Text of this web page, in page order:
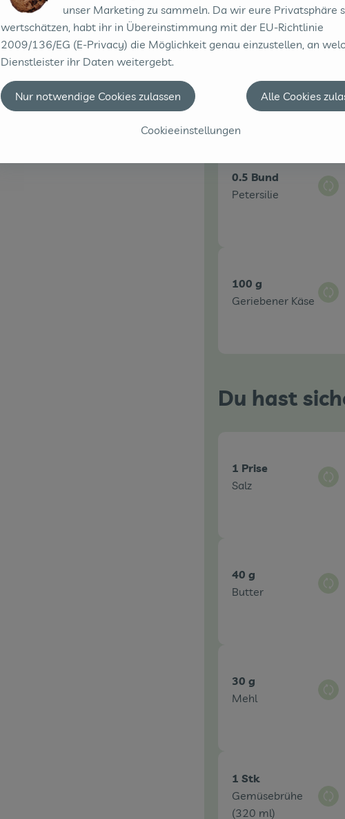
Eier (4 Stück)
0.5 Bund
Petersilie
100 g
Geriebener Käse
Du hast
1 Prise
Salz
40 g
Butter
30 g
Mehl
1 Stk
Gemüsebrühe
(320 ml)
unser Marketing zu sammeln. Da wir eure Privatsphäre
wertschätzen, habt ihr in Übereinstimmung mit der EU-Richtlinie
2009/136/EG (E-Privacy) die Möglichkeit genau einzustellen, an
Dienstleister ihr Daten weitergebt.
Cookieeinstellungen
Nur notwendige Cookies zulassen Alle Cookies